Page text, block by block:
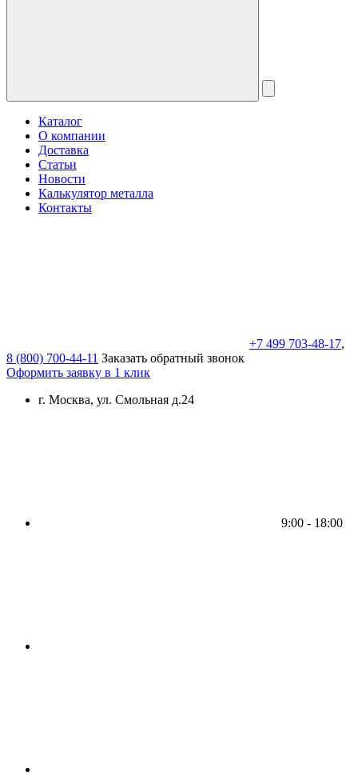
Каталог
О компании
Доставка
Статьи
Новости
Калькулятор металла
Контакты
+7 499 703-48-17,
8 (800) 700-44-11 Заказать обратный звонок
Оформить заявку в 1 клик
г. Москва, ул. Смольная д.24
9:00 - 18:00